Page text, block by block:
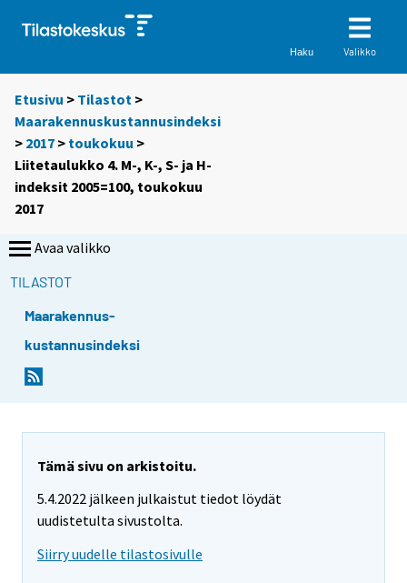
Haku Valikko
Etusivu > Tilastot >
Maarakennuskustannusindeksi
> 2017 > toukokuu >
Liitetaulukko 4. M-, K-, S- ja H-
indeksit 2005=100, toukokuu
2017
Avaa valikko
TILASTOT
Maarakennus-
kustannusindeksi
Tämä sivu on arkistoitu.
5.4.2022 jälkeen julkaistut tiedot löydät
uudistetulta sivustolta.
Siirry uudelle tilastosivulle